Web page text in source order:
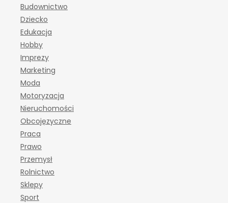
Budownictwo
Dziecko
Edukacja
Hobby
Imprezy
Marketing
Moda
Motoryzacja
Nieruchomości
Obcojęzyczne
Praca
Prawo
Przemysł
Rolnictwo
Sklepy
Sport